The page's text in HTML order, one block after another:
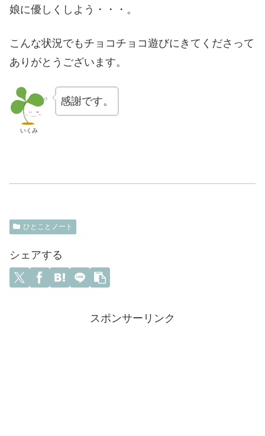
娘に優しくしよう・・・。
こんな状況でもチョコチョコ遊びにきてくださって
ありがとうございます。
いくみ
感謝です。
ひとことノート
シェアする
スポンサーリンク